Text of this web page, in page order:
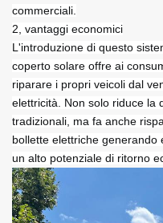
commerciali.
2, vantaggi economici
L'introduzione di questo
coperto solare offre ai
riparare i propri veicoli dal
elettricità. Non solo riduce la
tradizionali, ma fa anche
bollette elettriche generando
un alto potenziale di ritorno